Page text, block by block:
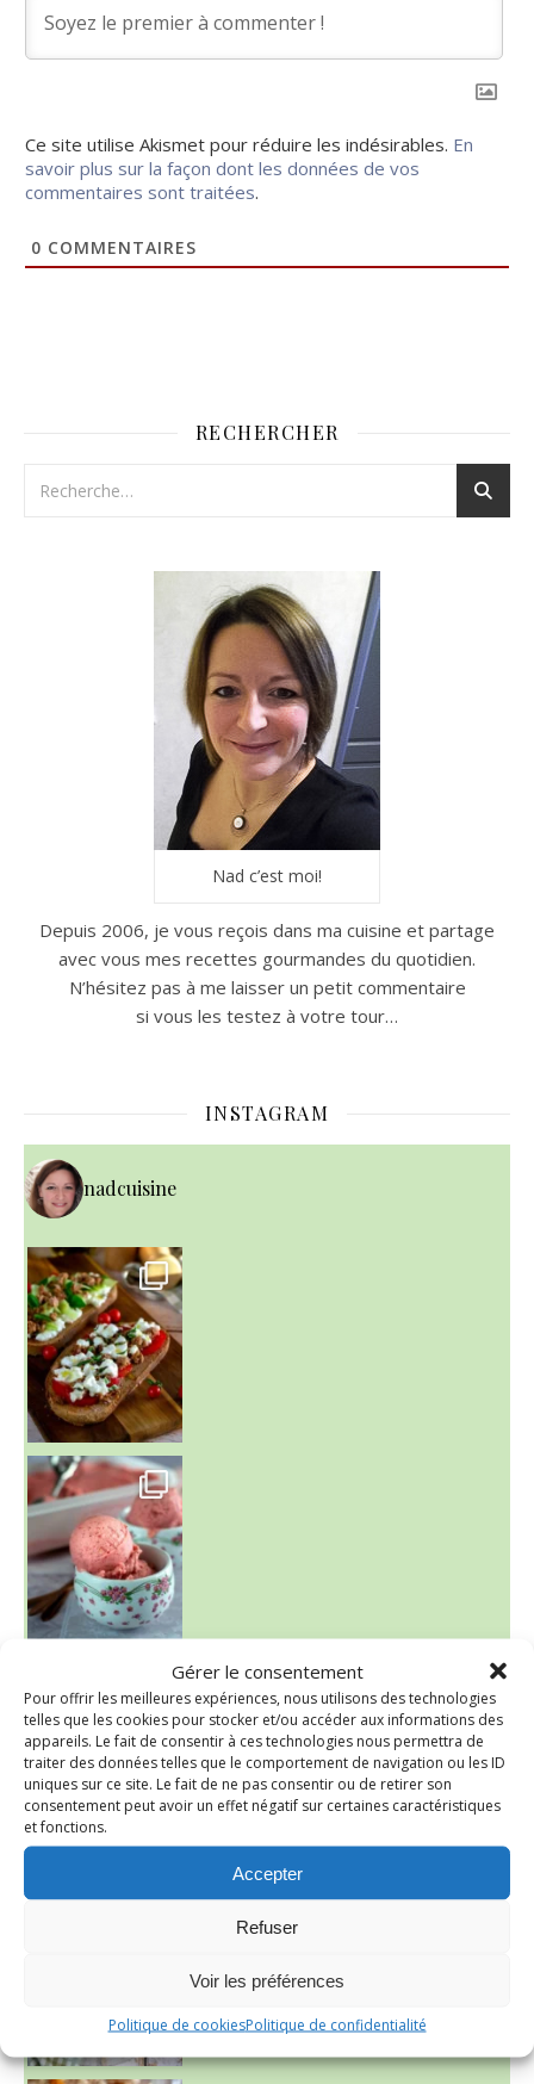
Gérer le consentement
Pour offrir les meilleures expériences, nous utilisons des technologies
telles que les cookies pour stocker et/ou accéder aux informations des
appareils. Le fait de consentir à ces technologies nous permettra de
traiter des données telles que le comportement de navigation ou les ID
uniques sur ce site. Le fait de ne pas consentir ou de retirer son
consentement peut avoir un effet négatif sur certaines caractéristiques
et fonctions.
Accepter
Refuser
Voir les préférences
Politique de cookiesPolitique de confidentialité
Ce site utilise Akismet pour réduire les indésirables. En
savoir plus sur la façon dont les données de vos
commentaires sont traitées.
0 COMMENTAIRES
RECHERCHER
Nad c’est moi!
Depuis 2006, je vous reçois dans ma cuisine et partage
avec vous mes recettes gourmandes du quotidien.
N’hésitez pas à me laisser un petit commentaire
si vous les testez à votre tour…
INSTAGRAM
nadcuisine
~ NICE CREAM À LA FRAISE ~
Presque un mois que